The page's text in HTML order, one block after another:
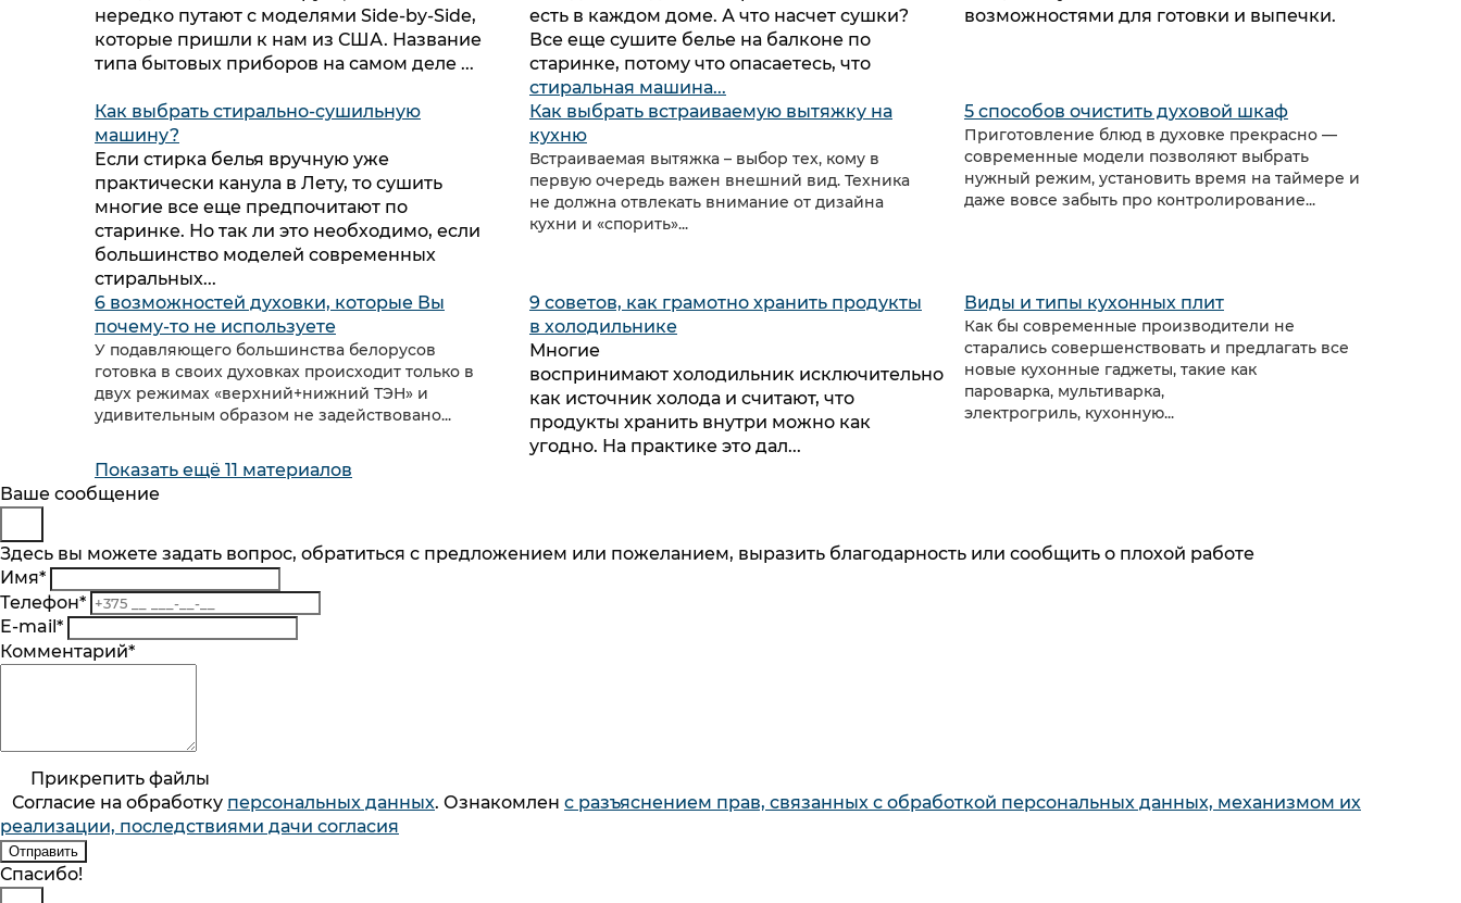
нередко путают с моделями Side-by-Side,
которые пришли к нам из США. Название
типа бытовых приборов на самом деле ...
есть в каждом доме. А что насчет сушки?
Все еще сушите белье на балконе по
старинке, потому что опасаетесь, что
стиральная машина...
возможностями для готовки и выпечки.
Как выбрать стирально-сушильную
машину?
Если стирка белья вручную уже
практически канула в Лету, то сушить
многие все еще предпочитают по
старинке. Но так ли это необходимо, если
большинство моделей современных
стиральных...
Как выбрать встраиваемую вытяжку на
кухню
Встраиваемая вытяжка – выбор тех, кому в
первую очередь важен внешний вид. Техника
не должна отвлекать внимание от дизайна
кухни и «спорить»...
5 способов очистить духовой шкаф
Приготовление блюд в духовке прекрасно —
современные модели позволяют выбрать
нужный режим, установить время на таймере и
даже вовсе забыть про контролирование...
6 возможностей духовки, которые Вы
почему-то не используете
У подавляющего большинства белорусов
готовка в своих духовках происходит только в
двух режимах «верхний+нижний ТЭН» и
удивительным образом не задействовано...
9 советов, как грамотно хранить продукты
в холодильнике
Многие
воспринимают холодильник исключительно
как источник холода и считают, что
продукты хранить внутри можно как
угодно. На практике это дал...
Виды и типы кухонных плит
Как бы современные производители не
старались совершенствовать и предлагать все
новые кухонные гаджеты, такие как
пароварка, мультиварка,
электрогриль, кухонную...
Показать ещё 11 материалов
Будьте в курсе
Подпишитесь на последние обновления и узнавайте о новинках и специальных предложениях первыми
Подписаться
Я согласен на обработку
механизмом их реализации, последствиями дачи согласия
Полезные материалы
ООО «Домотехника»
г. Минск, просп. Победителей 110, пом. 406
Как купить
Каталог
Для покупателя
Заказ обратного звонка
Представьтесь
Телефон
Комментарий
реализации, последствиями дачи согласия
Введите код с картинки *
Заказать звонок
Спасибо!
Ваше сообщение
Здесь вы можете задать вопрос, обратиться с предложением или пожеланием, выразить благодарность или сообщить о плохой работе
Имя*
Телефон*
E-mail *
Комментарий*
Прикрепить файлы
Согласие на обработку персональныx данных. Ознакомлен с разъяснением прав, связанных с обработкой персональных данных, механизмом их
реализации, последствиями дачи согласия
Отправить
Спасибо!